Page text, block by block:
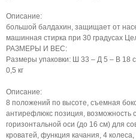
Описание:
большой балдахин, защищает от
машинная стирка при 30 градусах
РАЗМЕРЫ И ВЕС:
Размеры упаковки: Ш 33 – Д 5 – В 18
0,5 кг
Описание:
8 положений по высоте, съемная
антирефлюкс позиция, возможность
горизонтальной оси (до 16 см) для
кроватей, функция качания, 4